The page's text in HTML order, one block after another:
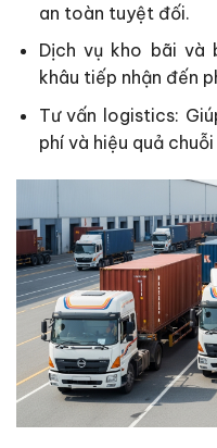
an toàn tuyệt đối.
Dịch vụ kho bãi và
khâu tiếp nhận đến
Tư vấn logistics:
phí và hiệu quả